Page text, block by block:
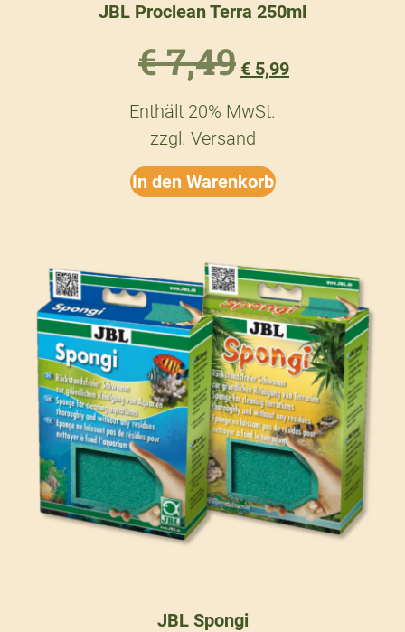
JBL Proclean Terra 250ml
€7,49 € 5,99
Enthält 20% MwSt.
zzgl. Versand
In den Warenkorb
JBL Spongi